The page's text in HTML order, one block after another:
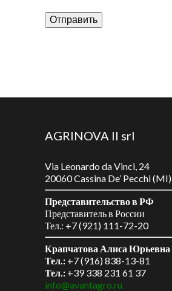
AGRINOVA II srl
Via Leonardo da Vinci, 24
20060 Cassina De’ Pecchi
Представительство в РФ
Представитель в России
Тел.: +7 (921) 111-72-20
Крапчатова Алиса Юрьевна
Тел.: +7 (916) 838-13-81
Тел.: +39 338 231 61 37
info@avantagro.ru